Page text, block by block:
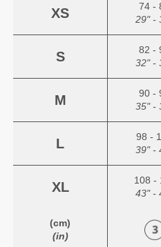
XS
74 -
29" -
S
82 -
32" -
M
90 -
35" -
L
98 -
39" -
XL
108 -
43" -
(cm)
(in)